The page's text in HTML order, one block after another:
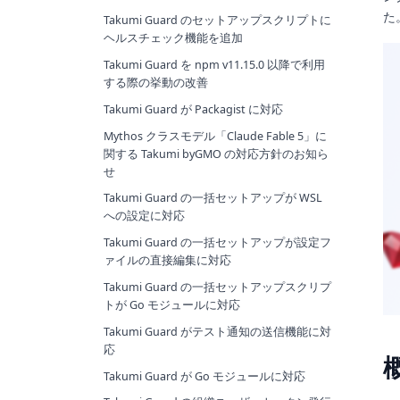
Takumi Guard のセットアップスクリプトに
ヘルスチェック機能を追加
Takumi Guard を npm v11.15.0 以降で利用
する際の挙動の改善
Takumi Guard が Packagist に対応
Mythos クラスモデル「Claude Fable 5」に
関する Takumi byGMO の対応方針のお知ら
せ
Takumi Guard の一括セットアップが WSL
への設定に対応
Takumi Guard の一括セットアップが設定フ
ァイルの直接編集に対応
Takumi Guard の一括セットアップスクリプ
トが Go モジュールに対応
Takumi Guard がテスト通知の送信機能に対
応
Takumi Guard が Go モジュールに対応
た